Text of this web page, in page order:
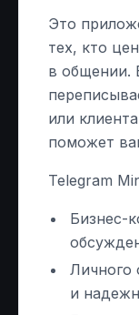
Это
тех, кто
в общении.
или
поможет
Telegram
Бизнес-
Личного
и